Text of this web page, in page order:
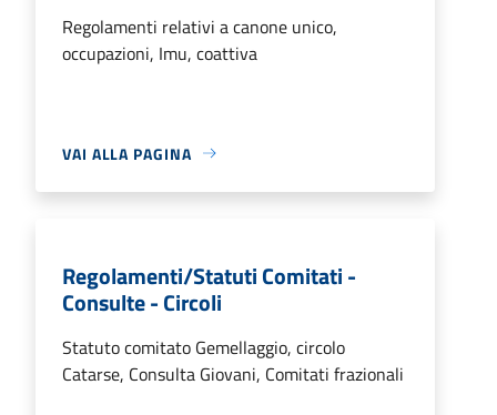
Regolamenti relativi a canone unico,
occupazioni, Imu, coattiva
VAI ALLA PAGINA
Regolamenti/Statuti Comitati -
Consulte - Circoli
Statuto comitato Gemellaggio, circolo
Catarse, Consulta Giovani, Comitati frazionali